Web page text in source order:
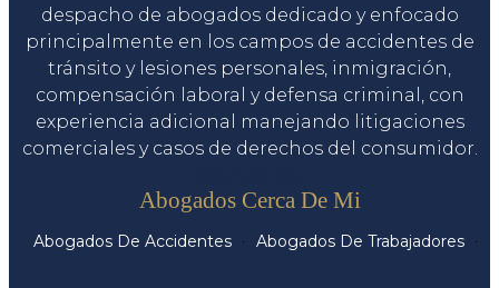
despacho de abogados dedicado y enfocado
principalmente en los campos de accidentes de
tránsito y lesiones personales, inmigración,
compensación laboral y defensa criminal, con
experiencia adicional manejando litigaciones
comerciales y casos de derechos del consumidor.
Abogados Cerca De Mi
Abogados De Accidentes Abogados De Trabajadores